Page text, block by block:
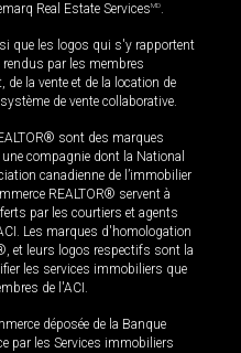
Real Estate ServicesMD.
que les logos qui s'y rapportent
par les membres
de la vente et de la location de
de vente collaborative.
sont des marques
compagnie dont la National
canadienne de l’immobilier
REALTOR® servent à
par les courtiers et agents
Les marques d'homologation
et leurs logos respectifs sont la
les services immobiliers que
de l'ACI.
déposée de la Banque
par les Services immobiliers